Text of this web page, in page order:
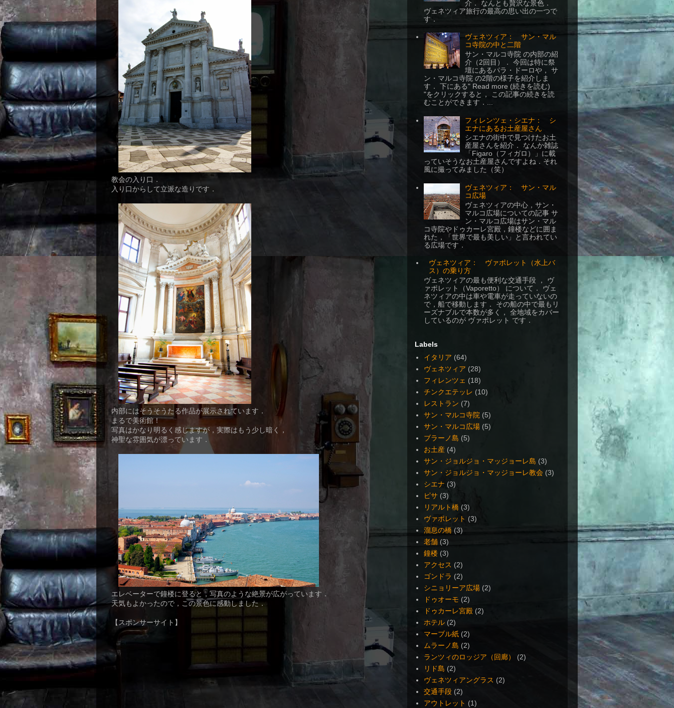
教会の入り口．
入り口からして立派な造りです．
内部にはそうそうたる作品が展示されています．
まるで美術館！
写真はかなり明るく感じますが，実際はもう少し暗く，
神聖な雰囲気が漂っています．
エレベーターで鐘楼に登ると，写真のような絶景が広がっています．
天気もよかったので，この景色に感動しました．
【スポンサーサイト】
介． なんとも贅沢な景色．
ヴェネツィア旅行の最高の思い出の一つで
す．
ヴェネツィア： サン・マル
コ寺院の中と二階
サン・マルコ寺院 の内部の紹
介（2回目）． 今回は特に祭
壇にあるパラ・ドーロや， サ
ン・マルコ寺院 の2階の様子を紹介しま
す． 下にある" Read more (続きを読む)
"をクリックすると， この記事の続きを読
むことができます．...
フィレンツェ・シエナ： シ
エナにあるお土産屋さん
シエナの街中で見つけたお土
産屋さんを紹介． なんか雑誌
「Figaro（フィガロ）」に載
っていそうなお土産屋さんですよね．それ
風に撮ってみました（笑）
ヴェネツィア： サン・マル
コ広場
ヴェネツィアの中心，サン・
マルコ広場についての記事 サ
ン・マルコ広場はサン・マル
コ寺院やドゥカーレ宮殿，鐘楼などに囲ま
れた，「世界で最も美しい」と言われてい
る広場です．
ヴェネツィア： ヴァポレット（水上バ
ス）の乗り方
ヴェネツィアの最も便利な交通手段 ， ヴ
ァポレット（Vaporetto） について． ヴェ
ネツィアの中は車や電車が走っていないの
で，船で移動します． その船の中で最もリ
ーズナブルで本数が多く， 全地域をカバー
しているのが ヴァポレット です．
Labels
イタリア (64)
ヴェネツィア (28)
フィレンツェ (18)
チンクエテッレ (10)
レストラン (7)
サン・マルコ寺院 (5)
サン・マルコ広場 (5)
ブラーノ島 (5)
お土産 (4)
サン・ジョルジョ・マッジョーレ島 (3)
サン・ジョルジョ・マッジョーレ教会 (3)
シエナ (3)
ピサ (3)
リアルト橋 (3)
ヴァポレット (3)
溜息の橋 (3)
老舗 (3)
鐘楼 (3)
アクセス (2)
ゴンドラ (2)
シニョリーア広場 (2)
ドゥオーモ (2)
ドゥカーレ宮殿 (2)
ホテル (2)
マーブル紙 (2)
ムラーノ島 (2)
ランツィのロッジア（回廊）
(2)
リド島 (2)
ヴェネツィアングラス (2)
交通手段 (2)
アウトレット (1)